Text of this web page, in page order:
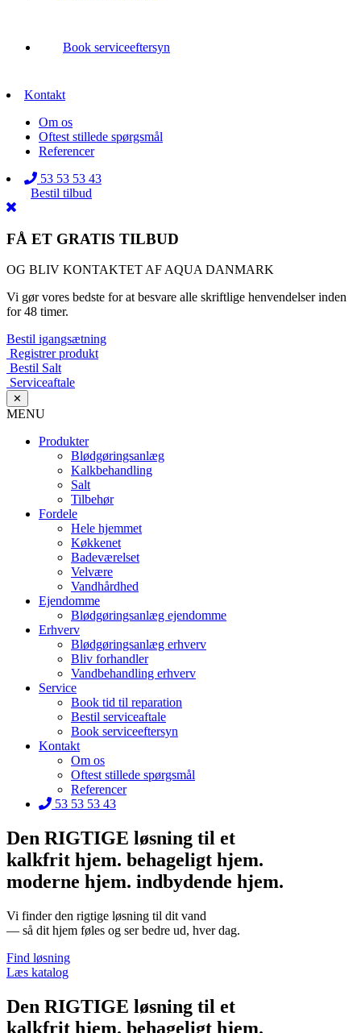
Book serviceeftersyn
Kontakt
Om os
Oftest stillede spørgsmål
Referencer
53 53 53 43
Bestil tilbud
FÅ ET GRATIS TILBUD
OG BLIV KONTAKTET AF AQUA DANMARK
Vi gør vores bedste for at besvare alle skriftlige henvendelser inden
for 48 timer.
Bestil igangsætning
Registrer produkt
Bestil Salt
Serviceaftale
✕
MENU
Produkter
Blødgøringsanlæg
Kalkbehandling
Salt
Tilbehør
Fordele
Hele hjemmet
Køkkenet
Badeværelset
Velvære
Vandhårdhed
Ejendomme
Blødgøringsanlæg ejendomme
Erhverv
Blødgøringsanlæg erhverv
Bliv forhandler
Vandbehandling erhverv
Service
Book tid til reparation
Bestil serviceaftale
Book serviceeftersyn
Kontakt
Om os
Oftest stillede spørgsmål
Referencer
53 53 53 43
Den RIGTIGE løsning til et
kalkfrit hjem. behageligt hjem.
moderne hjem. indbydende hjem.
Vi finder den rigtige løsning til dit vand
— så dit hjem føles og ser bedre ud, hver dag.
Find løsning
Læs katalog
Den RIGTIGE løsning til et
kalkfrit hjem. behageligt hjem.